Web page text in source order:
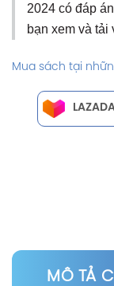
2024 có đáp
bạn xem và
Mua sách tại
MÔ TẢ